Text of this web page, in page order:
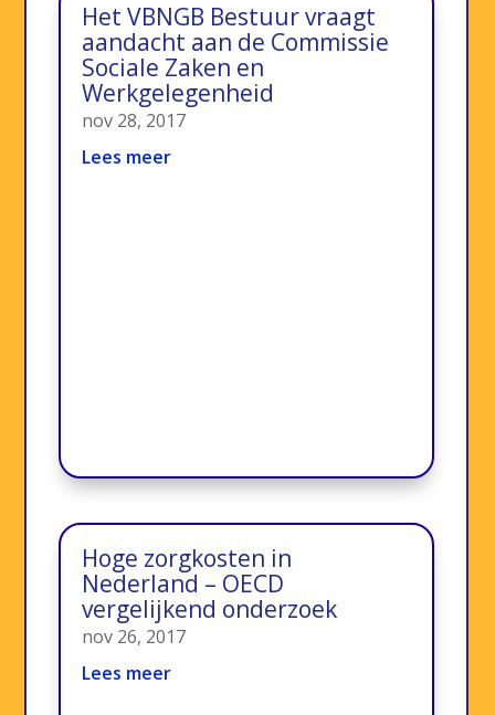
Het VBNGB Bestuur vraagt
aandacht aan de Commissie
Sociale Zaken en
Werkgelegenheid
nov 28, 2017
Lees meer
Hoge zorgkosten in
Nederland – OECD
vergelijkend onderzoek
nov 26, 2017
Lees meer